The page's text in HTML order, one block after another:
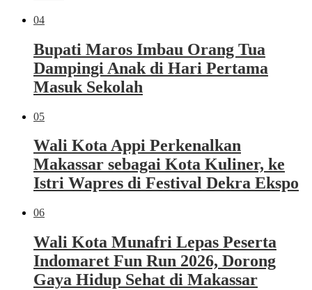
04
Bupati Maros Imbau Orang Tua
Dampingi Anak di Hari Pertama
Masuk Sekolah
05
Wali Kota Appi Perkenalkan
Makassar sebagai Kota Kuliner, ke
Istri Wapres di Festival Dekra Ekspo
06
Wali Kota Munafri Lepas Peserta
Indomaret Fun Run 2026, Dorong
Gaya Hidup Sehat di Makassar